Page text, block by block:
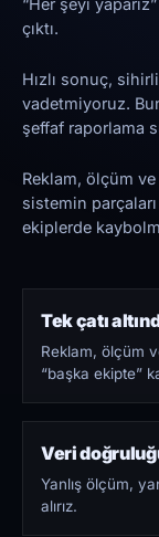
“Her şeyi
çıktı.
Hızlı sonuç,
vadetmiyoruz.
şeffaf raporlama
Reklam, ölçüm ve
sistemin
ekiplerde
Tek çatı
Reklam, ölçüm
“başka ekipte”
Veri
Yanlış ölçüm,
alırız.